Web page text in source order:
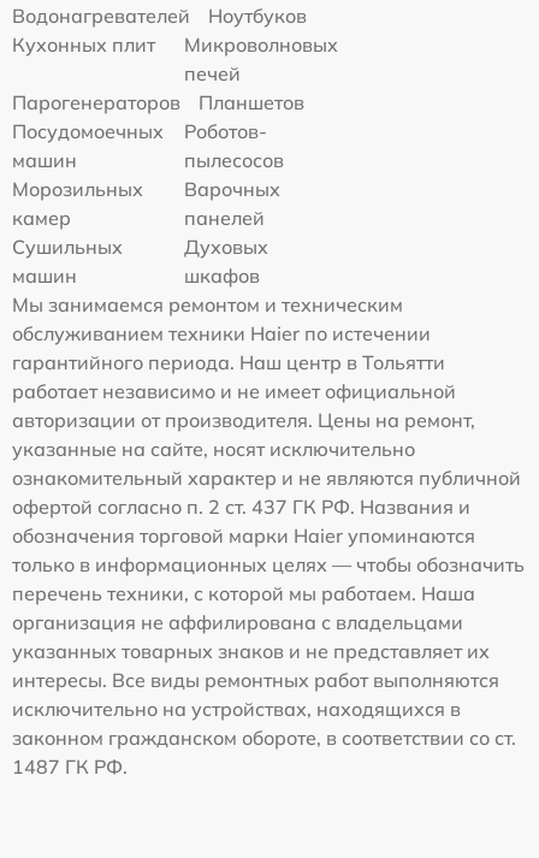
Водонагревателей
Ноутбуков
Кухонных плит
Микроволновых
печей
Парогенераторов
Планшетов
Посудомоечных
машин
Роботов-
пылесосов
Морозильных
камер
Варочных
панелей
Сушильных
машин
Духовых
шкафов
Мы занимаемся ремонтом и техническим
обслуживанием техники Haier по истечении
гарантийного периода. Наш центр в Тольятти
работает независимо и не имеет официальной
авторизации от производителя. Цены на ремонт,
указанные на сайте, носят исключительно
ознакомительный характер и не являются публичной
офертой согласно п. 2 ст. 437 ГК РФ. Названия и
обозначения торговой марки Haier упоминаются
только в информационных целях — чтобы обозначить
перечень техники, с которой мы работаем. Наша
организация не аффилирована с владельцами
указанных товарных знаков и не представляет их
интересы. Все виды ремонтных работ выполняются
исключительно на устройствах, находящихся в
законном гражданском обороте, в соответствии со ст.
1487 ГК РФ.